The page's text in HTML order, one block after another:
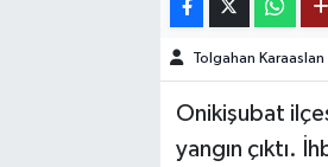
Tolgahan Karaaslan
Onikişubat
yangın çıktı.